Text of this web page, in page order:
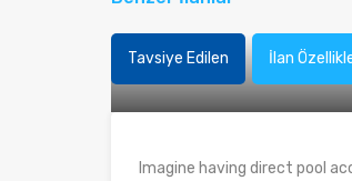
Tavsiye Edilen İlan
Imagine having direct pool